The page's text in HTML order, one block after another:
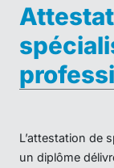
L’attestation de
un diplôme